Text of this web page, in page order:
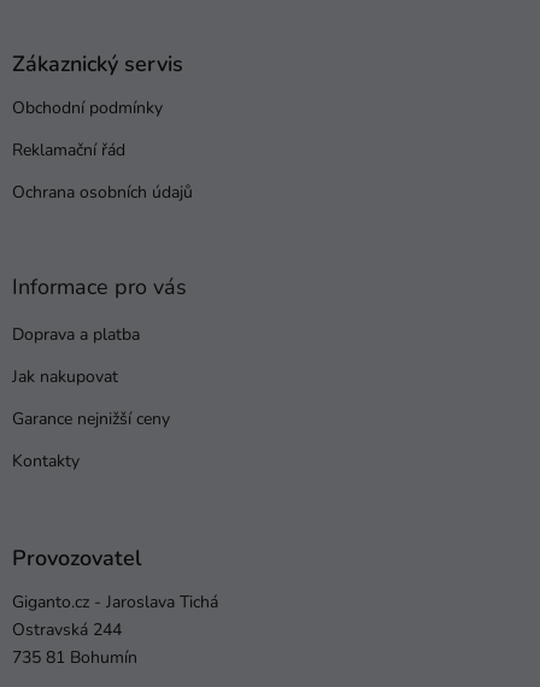
Zákaznický servis
Obchodní podmínky
Reklamační řád
Ochrana osobních údajů
Informace pro vás
Doprava a platba
Jak nakupovat
Garance nejnižší ceny
Kontakty
Provozovatel
Giganto.cz - Jaroslava Tichá
Ostravská 244
735 81 Bohumín